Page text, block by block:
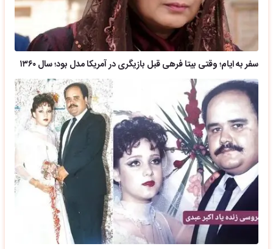
سفر به ایام؛ وقتی بیتا فرهی قبل بازیگری در آمریکا مدل بود؛ سال ۱۳۶۰